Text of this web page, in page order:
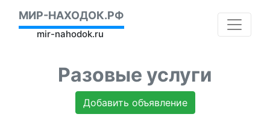
МИР-НАХОДОК.РФ
mir-nahodok.ru
Разовые услуги
Добавить объявление